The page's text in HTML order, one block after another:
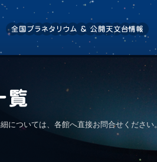
については、各館へ直接お問合せくださ